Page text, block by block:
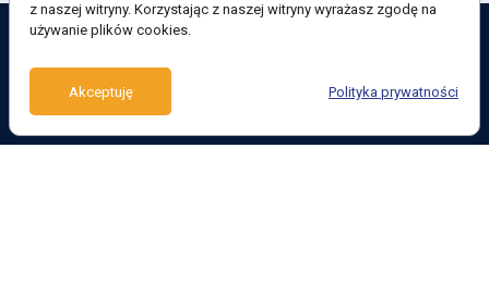
East West Eurolines to dobre autobusy, doskonała obsługa i wygoda
przy zakupie biletów
z naszej witryny. Korzystając z naszej witryny wyrażasz zgodę na
używanie plików cookies.
Akceptuję Polityka prywatności